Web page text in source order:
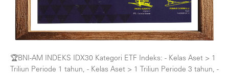
🏆BNI-AM INDEKS IDX30 Kategori ETF Indeks: - Kelas Aset > 1
Triliun Periode 1 tahun, - Kelas Aset > 1 Triliun Periode 3 tahun, -